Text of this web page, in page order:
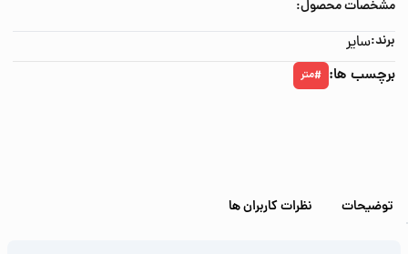
مشخصات محصول:
برند:سایر
برچسب ها: #متر
توضیحات نظرات کاربران ها